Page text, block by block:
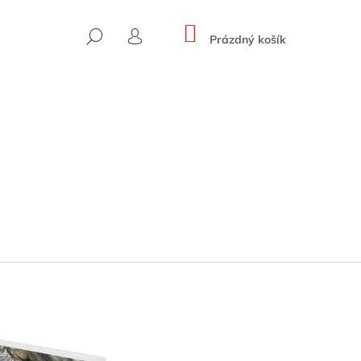
HLEDAT
PŘIHLÁŠENÍ
NÁKUPNÍ
KOŠÍK
Prázdný košík
ROUTES